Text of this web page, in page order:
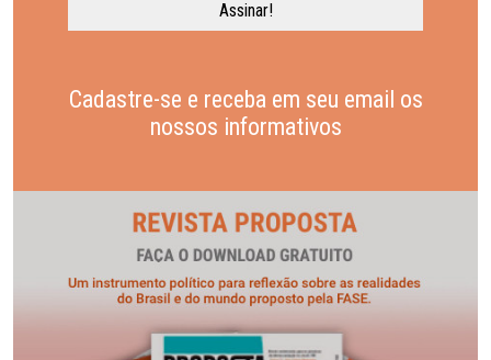
Cadastre-se e receba em seu email os
nossos informativos